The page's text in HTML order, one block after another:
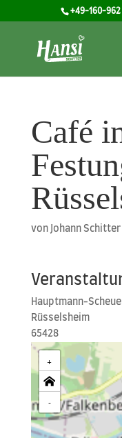
+49-160-962
Café
von Johann Schitter|
Haupt­mann-
Rüs­sels­heim
65428
+
-